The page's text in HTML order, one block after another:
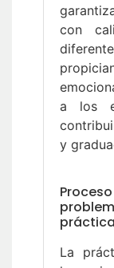
con
a los
y
práctica
La